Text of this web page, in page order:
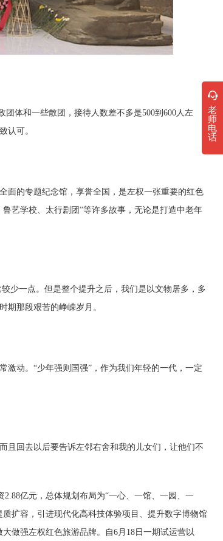
体和一些散团，接待人数差不多是500到600人左
认可。
的专题纪念馆，享誉全国，是左权一张重要的红色
艺学校、太行剧团”等许多故事，无论是打造中老年
一点。但是整个提升之后，我们是以文物居多，多
期那段艰苦的峥嵘岁月。
动。“少年强则国强”，作为我们年轻的一代，一定
回去以后要告诉左邻右舍和我的儿女们，让他们不
亿元，总体规划布局为“一心、一馆、一园、一
扩容，引进现代化高科技体验项目、提升数字博物馆
做强左权红色旅游品牌。自6月18日一期试运营以
老
师
电
话